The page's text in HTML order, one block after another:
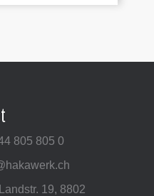
805 805 0
19, 8802